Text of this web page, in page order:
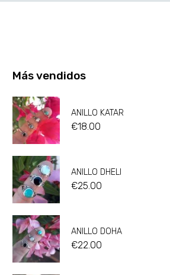
Más vendidos
ANILLO KATAR
€18.00
ANILLO DHELI
€25.00
ANILLO DOHA
€22.00